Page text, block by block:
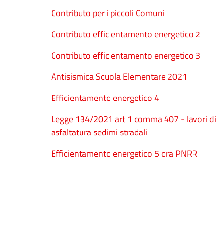
Contributo per i piccoli Comuni
Contributo efficientamento energetico 2
Contributo efficientamento energetico 3
Antisismica Scuola Elementare 2021
Efficientamento energetico 4
Legge 134/2021 art 1 comma 407 - lavori di
asfaltatura sedimi stradali
Efficientamento energetico 5 ora PNRR